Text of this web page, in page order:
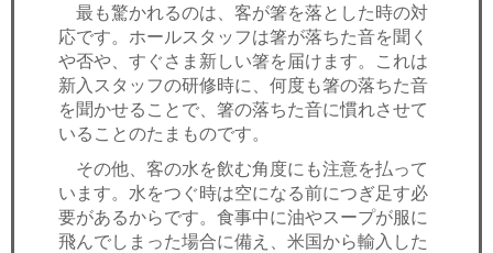
最も驚かれるのは、客が箸を落とした時の対
応です。ホールスタッフは箸が落ちた音を聞く
や否や、すぐさま新しい箸を届けます。これは
新入スタッフの研修時に、何度も箸の落ちた音
を聞かせることで、箸の落ちた音に慣れさせて
いることのたまものです。
その他、客の水を飲む角度にも注意を払って
います。水をつぐ時は空になる前につぎ足す必
要があるからです。食事中に油やスープが服に
飛んでしまった場合に備え、米国から輸入した